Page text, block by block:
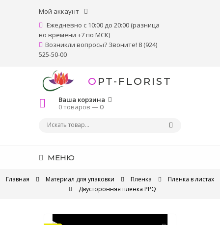
Мой аккаунт
Ежедневно с 10:00 до 20:00 (разница
во времени +7 по МСК)
Возникли вопросы? Звоните! 8 (924)
525-50-00
OPT-FLORIST
Ваша корзина
0 товаров —0
МЕНЮ
Главная Материал для упаковки Пленка
Пленка в листах
Двусторонняя пленка PPQ